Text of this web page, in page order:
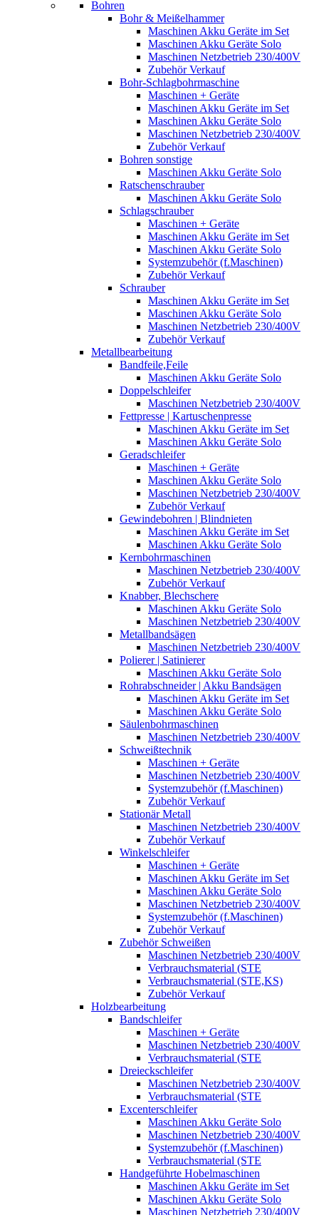
Bohren
Bohr & Meißelhammer
Maschinen Akku Geräte im Set
Maschinen Akku Geräte Solo
Maschinen Netzbetrieb 230/400V
Zubehör Verkauf
Bohr-Schlagbohrmaschine
Maschinen + Geräte
Maschinen Akku Geräte im Set
Maschinen Akku Geräte Solo
Maschinen Netzbetrieb 230/400V
Zubehör Verkauf
Bohren sonstige
Maschinen Akku Geräte Solo
Ratschenschrauber
Maschinen Akku Geräte Solo
Schlagschrauber
Maschinen + Geräte
Maschinen Akku Geräte im Set
Maschinen Akku Geräte Solo
Systemzubehör (f.Maschinen)
Zubehör Verkauf
Schrauber
Maschinen Akku Geräte im Set
Maschinen Akku Geräte Solo
Maschinen Netzbetrieb 230/400V
Zubehör Verkauf
Metallbearbeitung
Bandfeile,Feile
Maschinen Akku Geräte Solo
Doppelschleifer
Maschinen Netzbetrieb 230/400V
Fettpresse | Kartuschenpresse
Maschinen Akku Geräte im Set
Maschinen Akku Geräte Solo
Geradschleifer
Maschinen + Geräte
Maschinen Akku Geräte Solo
Maschinen Netzbetrieb 230/400V
Zubehör Verkauf
Gewindebohren | Blindnieten
Maschinen Akku Geräte im Set
Maschinen Akku Geräte Solo
Kernbohrmaschinen
Maschinen Netzbetrieb 230/400V
Zubehör Verkauf
Knabber, Blechschere
Maschinen Akku Geräte Solo
Maschinen Netzbetrieb 230/400V
Metallbandsägen
Maschinen Netzbetrieb 230/400V
Polierer | Satinierer
Maschinen Akku Geräte Solo
Rohrabschneider | Akku Bandsägen
Maschinen Akku Geräte im Set
Maschinen Akku Geräte Solo
Säulenbohrmaschinen
Maschinen Netzbetrieb 230/400V
Schweißtechnik
Maschinen + Geräte
Maschinen Netzbetrieb 230/400V
Systemzubehör (f.Maschinen)
Zubehör Verkauf
Stationär Metall
Maschinen Netzbetrieb 230/400V
Zubehör Verkauf
Winkelschleifer
Maschinen + Geräte
Maschinen Akku Geräte im Set
Maschinen Akku Geräte Solo
Maschinen Netzbetrieb 230/400V
Systemzubehör (f.Maschinen)
Zubehör Verkauf
Zubehör Schweißen
Maschinen Netzbetrieb 230/400V
Verbrauchsmaterial (STE
Verbrauchsmaterial (STE,KS)
Zubehör Verkauf
Holzbearbeitung
Bandschleifer
Maschinen + Geräte
Maschinen Netzbetrieb 230/400V
Verbrauchsmaterial (STE
Dreieckschleifer
Maschinen Netzbetrieb 230/400V
Verbrauchsmaterial (STE
Excenterschleifer
Maschinen Akku Geräte Solo
Maschinen Netzbetrieb 230/400V
Systemzubehör (f.Maschinen)
Verbrauchsmaterial (STE
Handgeführte Hobelmaschinen
Maschinen Akku Geräte im Set
Maschinen Akku Geräte Solo
Maschinen Netzbetrieb 230/400V